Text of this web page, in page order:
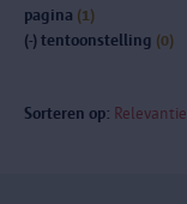
pagina (1)
(-) tentoonstelling (0)
Sorteren op: Relevantie